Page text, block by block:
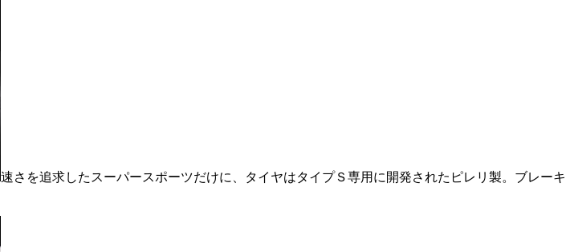
速さを追求したスーパースポーツだけに、タイヤはタイプＳ専用に開発されたピレリ製。ブレーキ